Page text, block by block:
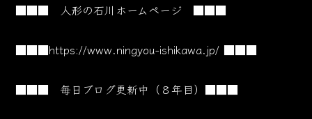
■■■ 人形の石川ホームページ ■■■
■■■https://www.ningyou-ishikawa.jp/ ■■■
■■■ 毎日ブログ更新中（８年目）■■■